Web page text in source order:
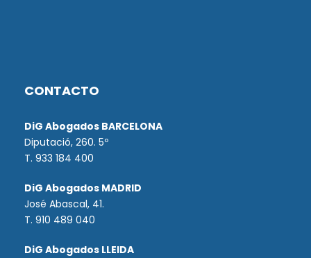
CONTACTO
DiG Abogados BARCELONA
Diputació, 260. 5º
T. 933 184 400
DiG Abogados MADRID
José Abascal, 41.
T. 910 489 040
DiG Abogados LLEIDA